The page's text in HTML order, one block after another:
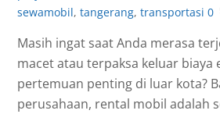
sewamobil,tangerang,transportasi 0
Masih ingat saat Anda merasa
macet atau terpaksa keluar biaya
pertemuan penting di luar kota?
perusahaan, rental mobil adalah